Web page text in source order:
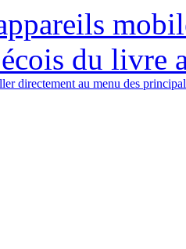
du livre
directement au menu des